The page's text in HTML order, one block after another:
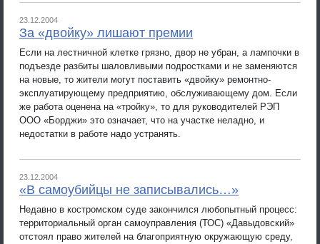
23.12.2004
За «двойку» лишают премии
Если на лестничной клетке грязно, двор не убран, а лампочки в
подъезде разбиты шаловливыми подростками и не заменяются
на новые, то жители могут поставить «двойку» ремонтно-
эксплуатирующему предприятию, обслуживающему дом. Если
же работа оценена на «тройку», то для руководителей РЭП
ООО «Борджи» это означает, что на участке неладно, и
недостатки в работе надо устранять.
23.12.2004
«В самоубийцы не записывались…»
Недавно в костромском суде закончился любопытный процесс:
территориальный орган самоуправления (ТОС) «Давыдовский»
отстоял право жителей на благоприятную окружающую среду,